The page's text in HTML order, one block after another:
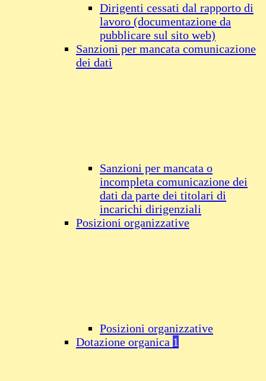
Dirigenti cessati dal rapporto di
lavoro (documentazione da
pubblicare sul sito web)
Sanzioni per mancata comunicazione
dei dati
Sanzioni per mancata o
incompleta comunicazione dei
dati da parte dei titolari di
incarichi dirigenziali
Posizioni organizzative
Posizioni organizzative
Dotazione organica 1